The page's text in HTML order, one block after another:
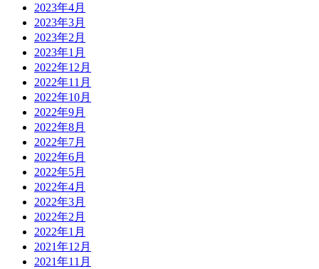
2023年4月
2023年3月
2023年2月
2023年1月
2022年12月
2022年11月
2022年10月
2022年9月
2022年8月
2022年7月
2022年6月
2022年5月
2022年4月
2022年3月
2022年2月
2022年1月
2021年12月
2021年11月